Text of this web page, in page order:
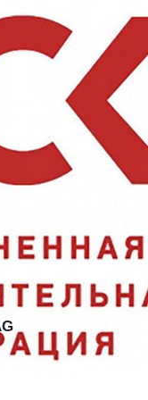
на площадке
СИЗ головы
складе SIZMAG в
для закупок